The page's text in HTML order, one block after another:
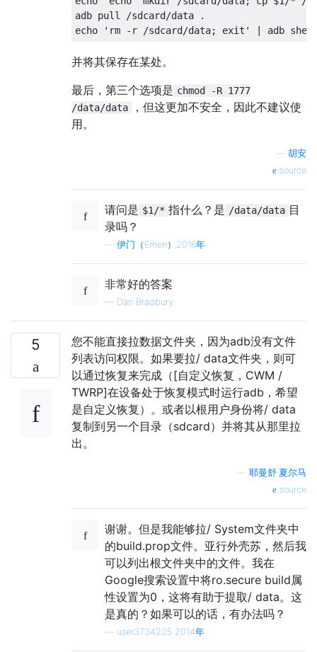
adb pull /sdcard/data .
并将其保存在某处。
最后，第三个选项是 chmod -R 1777
/data/data
，但这更加不安全，因此不建议使
用。
胡安
source
请问是 $1/* 指什么？是 /data/data 目
录吗？
伊门（Emen）2016年
非常好的答案
— Dan Bradbury
5
您不能直接拉数据文件夹，因为adb没有文件
列表访问权限。如果要拉/ data文件夹，则可
以通过恢复来完成（[自定义恢复，CWM /
TWRP]在设备处于恢复模式时运行adb，希望
是自定义恢复）。或者以根用户身份将/ data
复制到另一个目录（sdcard）并将其从那里拉
出。
耶曼舒·夏尔马
source
谢谢。但是我能够拉/ System文件夹中
的build.prop文件。亚行外壳苏，然后我
可以列出根文件夹中的文件。我在
Google搜索设置中将ro.secure build属
性设置为0，这将有助于提取/ data。这
是真的？如果可以的话，有办法吗？
user3734225 2014年